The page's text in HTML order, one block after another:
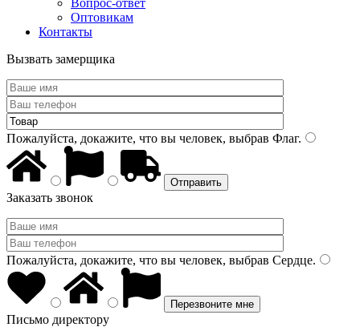
Вопрос-ответ
Оптовикам
Контакты
Вызвать замерщика
Пожалуйста, докажите, что вы человек, выбрав Флаг.
Заказать звонок
Пожалуйста, докажите, что вы человек, выбрав Сердце.
Письмо директору